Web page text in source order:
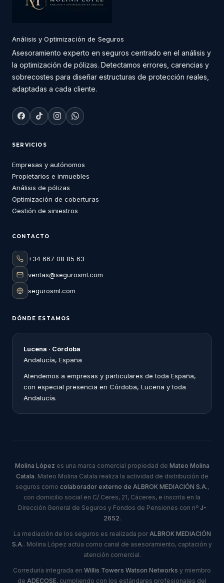
Análisis y Optimización de Seguros
Asesoramiento experto en seguros centrado en el análisis y
la optimización de pólizas. Detectamos errores, carencias y
sobrecostes para diseñar estructuras de protección reales,
adaptadas a cada cliente.
SERVICIOS
Empresas y autónomos
Propietarios e inmuebles
Análisis de pólizas
Optimización de coberturas
Gestión de siniestros
CONTACTO
+34 667 08 85 63
ventas@segurosml.com
segurosml.com
DÓNDE ESTAMOS
Lucena · Córdoba
Andalucía, España
Atendemos a empresas y particulares de toda España,
con especial presencia en Córdoba, Lucena y toda
Andalucía.
Molina López es una marca comercial propiedad de Mateo Molina
Catala. Mateo Molina Catala realiza la actividad de distribución de
seguros como colaborador externo de ALBROK MEDIACIÓN S.A.,
con domicilio social en C/ Ceres, 21, Cáceres, e inscrita en la
Dirección General de Seguros y Fondos de Pensiones con nº J-
2652.
La mediación de los seguros es realizada por ALBROK MEDIACIÓN
S.A.. Molina López actúa como canal de asesoramiento, captación y
atención comercial.
Correduría integrada en Willis Towers Watson Networks y miembro
de ADECOSE, cumpliendo con los estándares profesionales del